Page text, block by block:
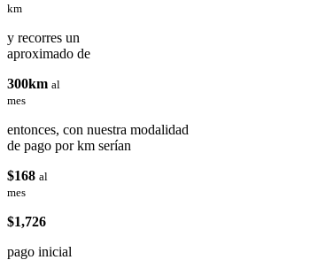
km
y recorres un
aproximado de
300km al
mes
entonces, con nuestra modalidad
de pago por km serían
$168 al
mes
$1,726
pago inicial